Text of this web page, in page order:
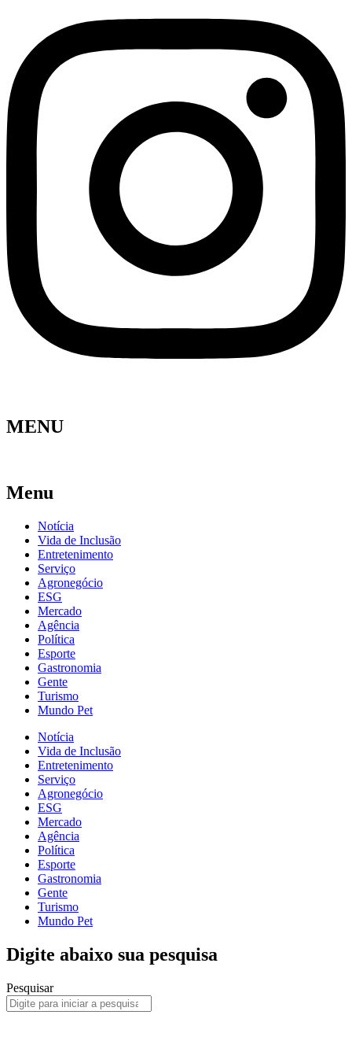
MENU
Menu
Notícia
Vida de Inclusão
Entretenimento
Serviço
Agronegócio
ESG
Mercado
Agência
Política
Esporte
Gastronomia
Gente
Turismo
Mundo Pet
Notícia
Vida de Inclusão
Entretenimento
Serviço
Agronegócio
ESG
Mercado
Agência
Política
Esporte
Gastronomia
Gente
Turismo
Mundo Pet
Digite abaixo sua pesquisa
Pesquisar